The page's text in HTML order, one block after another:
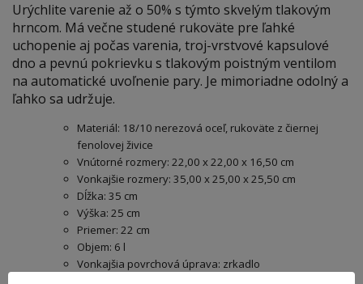
Urýchlite varenie až o 50% s týmto skvelým tlakovým
hrncom. Má večne studené rukoväte pre ľahké
uchopenie aj počas varenia, troj-vrstvové kapsulové
dno a pevnú pokrievku s tlakovým poistným ventilom
na automatické uvoľnenie pary. Je mimoriadne odolný a
ľahko sa udržuje.
Materiál: 18/10 nerezová oceľ, rukoväte z čiernej
fenolovej živice
Vnútorné rozmery: 22,00 x 22,00 x 16,50 cm
Vonkajšie rozmery: 35,00 x 25,00 x 25,50 cm
Dĺžka: 35 cm
Výška: 25 cm
Priemer: 22 cm
Objem: 6 l
Vonkajšia povrchová úprava: zrkadlo